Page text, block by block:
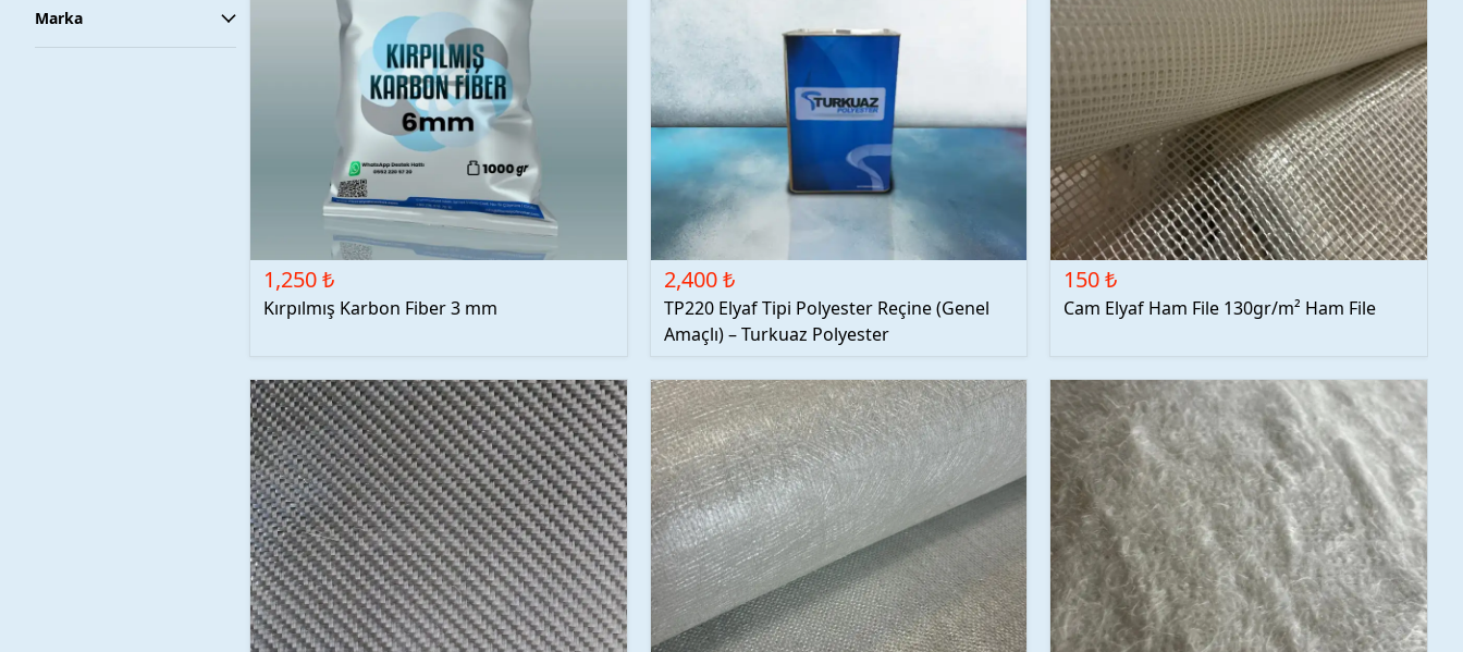
Marka
1,250 ₺
Kırpılmış Karbon Fiber 3 mm
2,400 ₺
TP220 Elyaf Tipi Polyester Reçine (Genel
Amaçlı) – Turkuaz Polyester
150 ₺
Cam Elyaf Ham File 130gr/m² Ham File